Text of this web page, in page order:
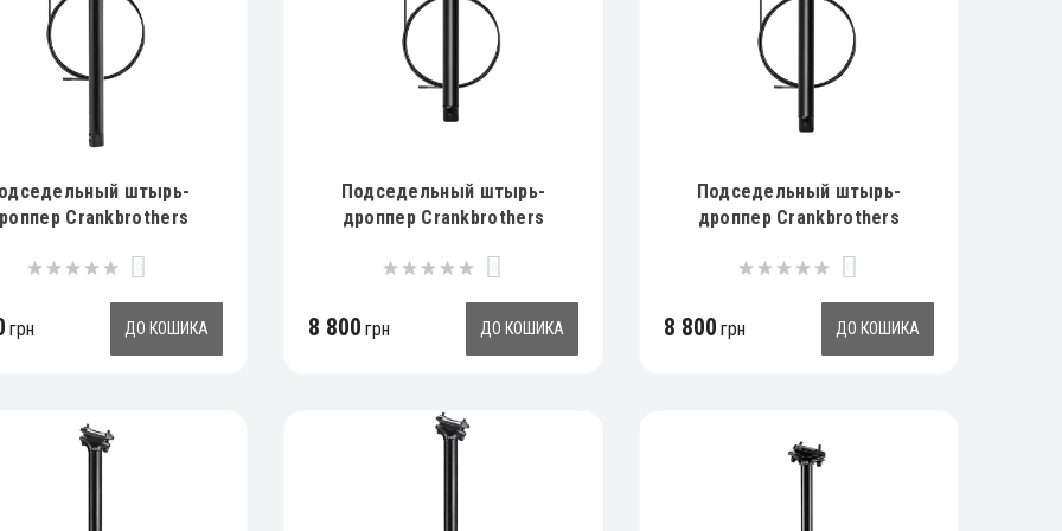
штырь-
Crankbrothers
грн ДО КОШИКА
Подседельный штырь-
дроппер Crankbrothers
8 800 грн ДО КОШИКА
Подседельный штырь-
дроппер Crankbrothers
8 800 грн ДО КОШИКА